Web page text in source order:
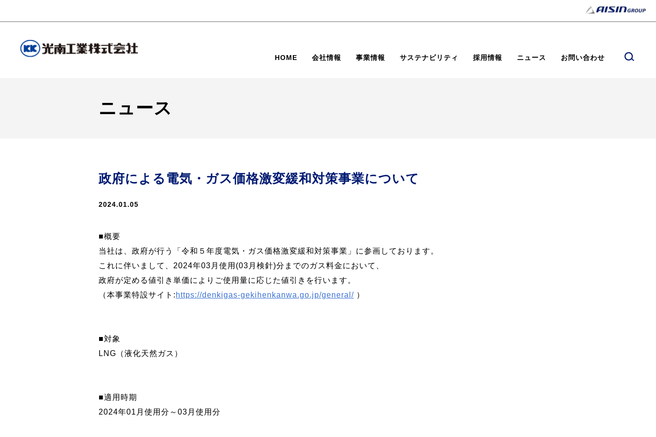
HOME 会社情報 事業情報 サステナビリティ 採用情報 ニュース お問い合わせ
ニュース
政府による電気・ガス価格激変緩和対策事業について
2024.01.05
■概要
当社は、政府が行う「令和５年度電気・ガス価格激変緩和対策事業」に参画しております。
これに伴いまして、2024年03月使用(03月検針)分までのガス料金において、
政府が定める値引き単価によりご使用量に応じた値引きを行います。
（本事業特設サイト: https://denkigas-gekihenkanwa.go.jp/general/ ）
■対象
LNG（液化天然ガス）
■適用時期
2024年01月使用分～03月使用分